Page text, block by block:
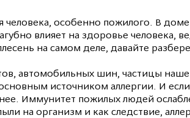
человека, особенно пожилого. В доме
влияет на здоровье человека,
на самом деле, давайте
автомобильных шин, частицы
источником аллергии. И если
Иммунитет пожилых людей
на организм и как следствие,